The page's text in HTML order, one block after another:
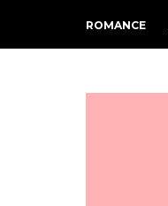
ROMANCE